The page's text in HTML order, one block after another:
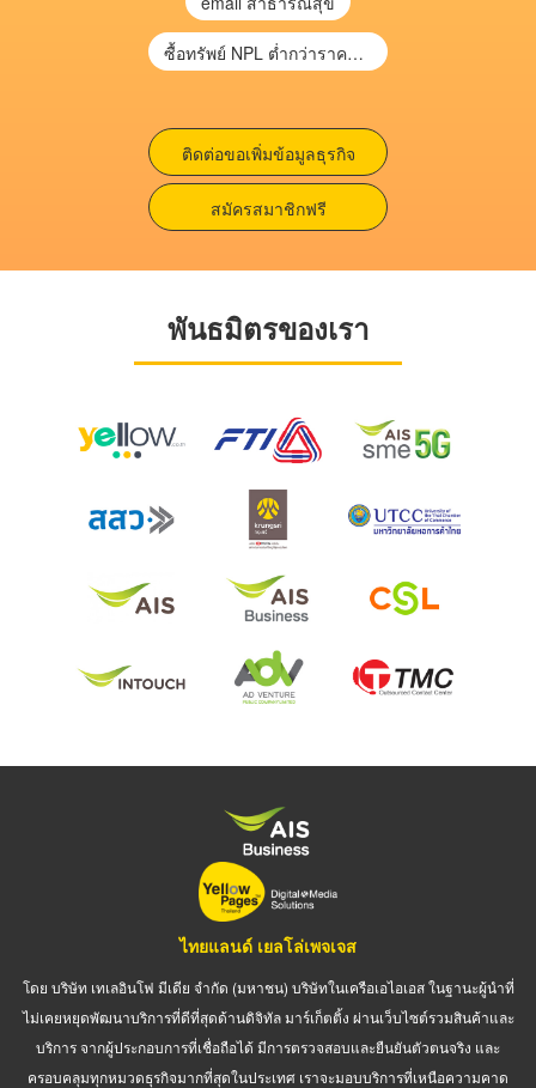
ซื้อทรัพย์ NPL ต่ำกว่าราคาตลาด 30-70% แบบไม่ต้องไปประมูล”
ติดต่อขอเพิ่มข้อมูลธุรกิจ
สมัครสมาชิกฟรี
พันธมิตรของเรา
ไทยแลนด์ เยลโล่เพจเจส
โดย บริษัท เทเลอินโฟ มีเดีย จำกัด (มหาชน) บริษัทในเครือเอไอเอส ในฐานะผู้นำที่
ไม่เคยหยุดพัฒนาบริการที่ดีที่สุดด้านดิจิทัล มาร์เก็ตติ้ง ผ่านเว็บไซต์รวมสินค้าและ
บริการ จากผู้ประกอบการที่เชื่อถือได้ มีการตรวจสอบและยืนยันตัวตนจริง และ
ครอบคลุมทุกหมวดธุรกิจมากที่สุดในประเทศ เราจะมอบบริการที่เหนือความคาด